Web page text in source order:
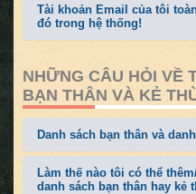
Tài khoản Email của tôi
đó trong hệ thống!
NHỮNG CÂU HỎI VỀ
BẠN THÂN VÀ KẺ
Danh sách bạn thân và
Làm thế nào tôi có thể
danh sách bạn thân hay kẻ